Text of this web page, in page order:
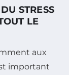
STRESS
LE
aux
important